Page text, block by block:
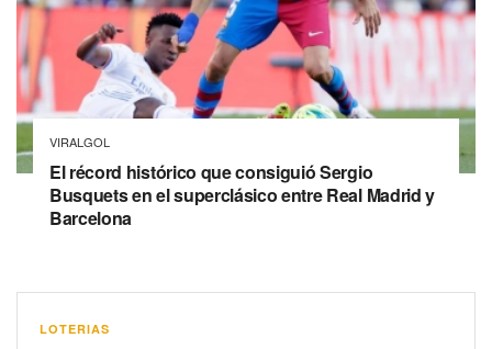
VIRALGOL
El récord histórico que consiguió Sergio
Busquets en el superclásico entre Real Madrid y
Barcelona
LOTERIAS